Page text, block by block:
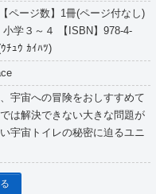
ページ数】1冊(ページ付なし)
小学３～４ 【ISBN】978-4-
ﾁｭｳ ｶｲﾊﾂ)
宇宙への冒険をおしすすめて
は解決できない大きな問題が
宇宙トイレの秘密に迫るユニ